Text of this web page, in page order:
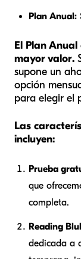
Plan Anual:
El Plan
mayor valor.
supone un
opción
para elegir el
Las
incluyen:
Prueba
que
completa.
Reading
dedicada a